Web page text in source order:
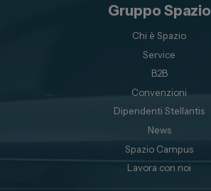
Gruppo Spazio
Chi è Spazio
Service
B2B
Convenzioni
Dipendenti Stellantis
News
Spazio Campus
Lavora con noi